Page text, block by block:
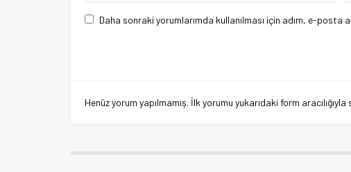
Daha sonraki yorumlarımda kullanılması için adım, e-
Henüz yorum yapılmamış. İlk yorumu yukarıdaki form